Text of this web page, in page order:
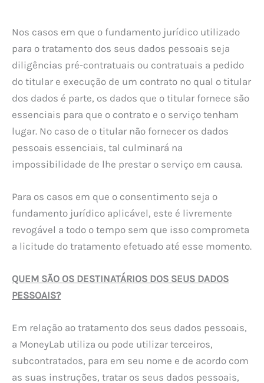
Nos casos em que o fundamento jurídico utilizado
para o tratamento dos seus dados pessoais seja
diligências pré-contratuais ou contratuais a pedido
do titular e execução de um contrato no qual o titular
dos dados é parte, os dados que o titular fornece são
essenciais para que o contrato e o serviço tenham
lugar. No caso de o titular não fornecer os dados
pessoais essenciais, tal culminará na
impossibilidade de lhe prestar o serviço em causa.
Para os casos em que o consentimento seja o
fundamento jurídico aplicável, este é livremente
revogável a todo o tempo sem que isso comprometa
a licitude do tratamento efetuado até esse momento.
QUEM SÃO OS DESTINATÁRIOS DOS SEUS DADOS
PESSOAIS?
Em relação ao tratamento dos seus dados pessoais,
a MoneyLab utiliza ou pode utilizar terceiros,
subcontratados, para em seu nome e de acordo com
as suas instruções, tratar os seus dados pessoais,